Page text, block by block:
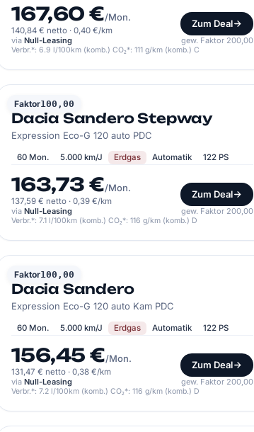
167,60 €/Mon.
140,84 € netto · 0,40 €/km
Zum Deal
via Null-Leasing gew. Faktor 200,00
Verbr.*: 6.9 l/100km (komb.) CO₂*: 111 g/km (komb.) C
Faktor100,00
DACIA
Dacia Sandero Stepway
Expression Eco-G 120 auto PDC
60 Mon. 5.000 km/J Erdgas Automatik 122 PS
163,73 €/Mon.
137,59 € netto · 0,39 €/km
Zum Deal
via Null-Leasing gew. Faktor 200,00
Verbr.*: 7.1 l/100km (komb.) CO₂*: 116 g/km (komb.) D
Faktor100,00
DACIA
Dacia Sandero
Expression Eco-G 120 auto Kam PDC
60 Mon. 5.000 km/J Erdgas Automatik 122 PS
156,45 €/Mon.
131,47 € netto · 0,38 €/km
Zum Deal
via Null-Leasing gew. Faktor 200,00
Verbr.*: 7.2 l/100km (komb.) CO₂*: 116 g/km (komb.) D